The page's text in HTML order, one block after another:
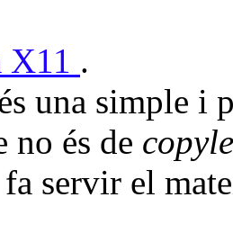
X11 .
una simple i
no és de
servir el